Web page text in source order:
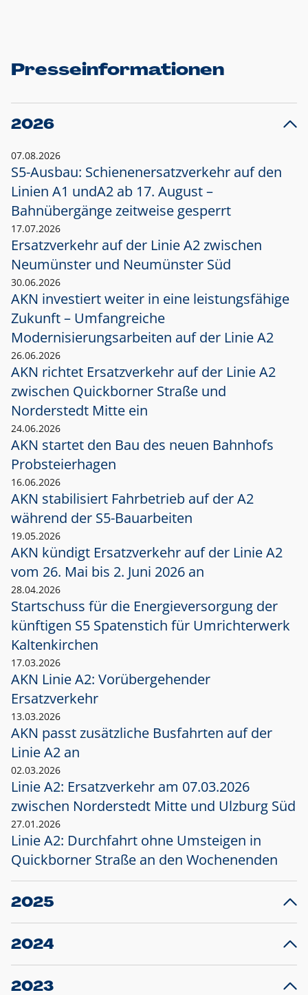
Presseinformationen
2026
07.08.2026
S5-Ausbau: Schienenersatzverkehr auf den
Linien A1 undA2 ab 17. August –
Bahnübergänge zeitweise gesperrt
17.07.2026
Ersatzverkehr auf der Linie A2 zwischen
Neumünster und Neumünster Süd
30.06.2026
AKN investiert weiter in eine leistungsfähige
Zukunft – Umfangreiche
Modernisierungsarbeiten auf der Linie A2
26.06.2026
AKN richtet Ersatzverkehr auf der Linie A2
zwischen Quickborner Straße und
Norderstedt Mitte ein
24.06.2026
AKN startet den Bau des neuen Bahnhofs
Probsteierhagen
16.06.2026
AKN stabilisiert Fahrbetrieb auf der A2
während der S5-Bauarbeiten
19.05.2026
AKN kündigt Ersatzverkehr auf der Linie A2
vom 26. Mai bis 2. Juni 2026 an
28.04.2026
Startschuss für die Energieversorgung der
künftigen S5 Spatenstich für Umrichterwerk
Kaltenkirchen
17.03.2026
AKN Linie A2: Vorübergehender
Ersatzverkehr
13.03.2026
AKN passt zusätzliche Busfahrten auf der
Linie A2 an
02.03.2026
Linie A2: Ersatzverkehr am 07.03.2026
zwischen Norderstedt Mitte und Ulzburg Süd
27.01.2026
Linie A2: Durchfahrt ohne Umsteigen in
Quickborner Straße an den Wochenenden
2025
23.12.2025
Projekt S5: Start der Bauarbeiten am
2024
10.12.2024
Großprojekt S5: Sperrung der Bahnstraße in
2023